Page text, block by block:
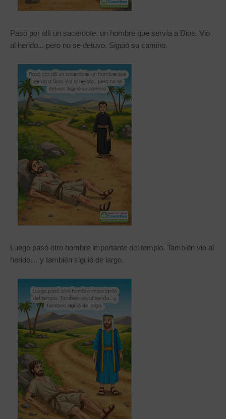
Pasó por allí un sacerdote, un hombre que servía a Dios. Vio
al herido... pero no se detuvo. Siguió su camino.
Luego pasó otro hombre importante del templo. También vio al
herido… y también siguió de largo.